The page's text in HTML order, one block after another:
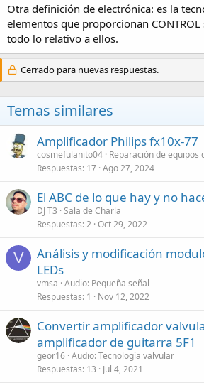
Otra definición de electrónica: es la
elementos que proporcionan CONTROL
todo lo relativo a ellos.
Cerrado para nuevas respuestas.
Temas similares
Amplificador Philips fx10x-77
cosmefulanito04 Reparación de equipos
Respuestas 17 Ago 27, 2024
El ABC de lo que hay y no
DJ T3 Sala de Charla
Respuestas 2 Oct 29, 2022
V
Análisis y modificación
LEDs
vmsa Audio: Pequeña señal
Respuestas 1 Nov 12, 2022
Convertir amplificador
amplificador de guitarra 5F1
geor16 Audio: Tecnología valvular
Respuestas 13 Jul 4, 2021